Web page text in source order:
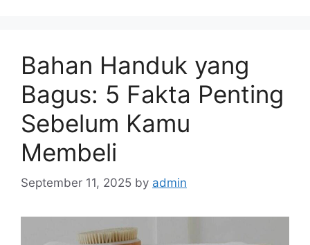
Bahan Handuk yang
Bagus: 5 Fakta Penting
Sebelum Kamu
Membeli
September 11, 2025 by admin